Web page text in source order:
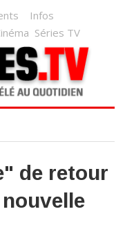
Infos
Séries TV
de retour